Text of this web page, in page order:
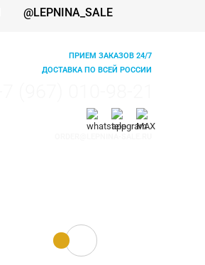
@LEPNINA_SALE
ПРИЕМ ЗАКАЗОВ 24/7
ДОСТАВКА ПО ВСЕЙ РОССИИ